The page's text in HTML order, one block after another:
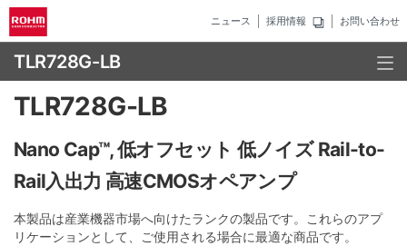
ニュース 採用情報 お問い合わせ
TLR728G-LB
TLR728G-LB
Nano Cap™, 低オフセット 低ノイズ Rail-to-
Rail入出力 高速CMOSオペアンプ
本製品は産業機器市場へ向けたランクの製品です。これらのアプ
リケーションとして、ご使用される場合に最適な商品です。